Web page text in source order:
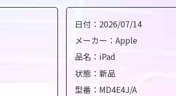
日付：2026/07/14
メーカー：Apple
品名：iPad
状態：新品
型番：MD4E4J/A